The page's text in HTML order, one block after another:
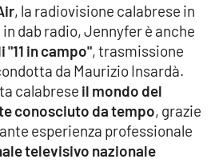
, la radiovisione calabrese in
in dab radio, Jennyfer è anche
in campo", trasmissione
da Maurizio Insardà.
calabrese il mondo del
conosciuto da tempo, grazie
esperienza professionale
televisivo nazionale